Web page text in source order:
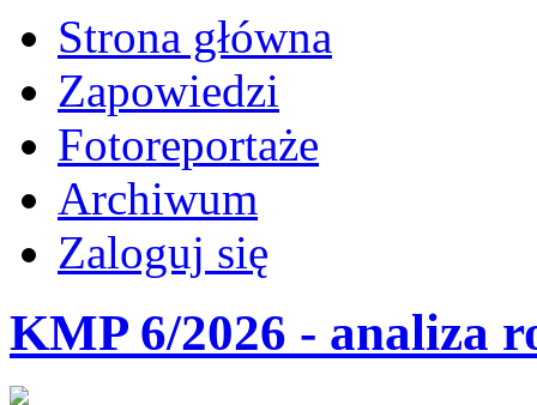
Strona główna
Zapowiedzi
Fotoreportaże
Archiwum
Zaloguj się
KMP 6/2026 - analiza